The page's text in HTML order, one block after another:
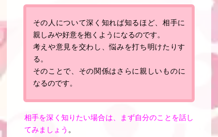
その人について深く知れば知るほど、相手に
親しみや好意を抱くようになるのです。
考えや意見を交わし、悩みを打ち明けたりす
る。
そのことで、 その関係はさらに親しいものに
なるのです。
相手を深く知りたい場合は、まず自分のことを話し
てみましょう 。